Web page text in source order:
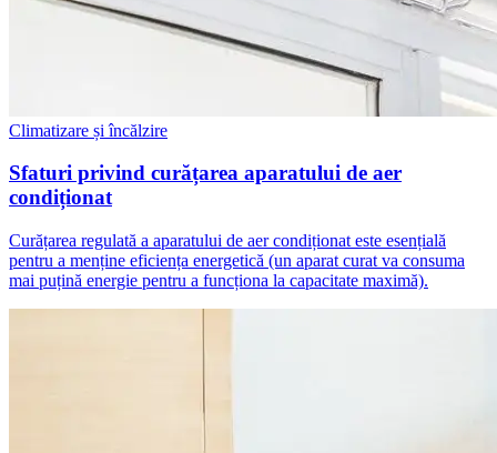
Climatizare și încălzire
Sfaturi privind curățarea aparatului de aer
condiționat
Curățarea regulată a aparatului de aer condiționat este esențială
pentru a menține eficiența energetică (un aparat curat va consuma
mai puțină energie pentru a funcționa la capacitate maximă).